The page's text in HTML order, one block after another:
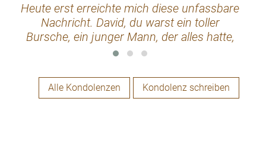
Heute erst erreichte mich diese unfassbare
Nachricht. David, du warst ein toller
Bursche, ein junger Mann, der alles hatte,
was sich viele andere nur wünschen
Lebensfreude, Arbeitswille und "an guten
Schmäh". Ich wünsche deiner Familie,
Alle Kondolenzen Kondolenz schreiben